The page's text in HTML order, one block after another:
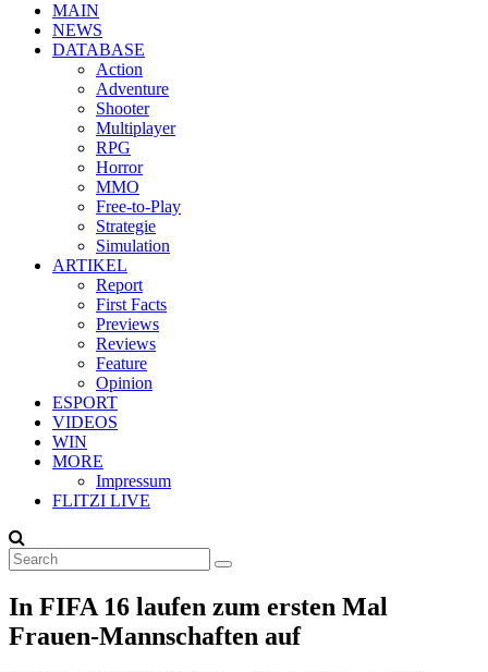
MAIN
NEWS
DATABASE
Action
Adventure
Shooter
Multiplayer
RPG
Horror
MMO
Free-to-Play
Strategie
Simulation
ARTIKEL
Report
First Facts
Previews
Reviews
Feature
Opinion
ESPORT
VIDEOS
WIN
MORE
Impressum
FLITZI LIVE
In FIFA 16 laufen zum ersten Mal
Frauen-Mannschaften auf